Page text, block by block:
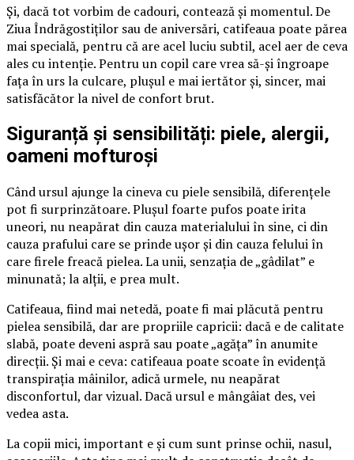
Și, dacă tot vorbim de cadouri, contează și momentul. De
Ziua Îndrăgostiților sau de aniversări, catifeaua poate părea
mai specială, pentru că are acel luciu subtil, acel aer de ceva
ales cu intenție. Pentru un copil care vrea să-și îngroape
fața în urs la culcare, plușul e mai iertător și, sincer, mai
satisfăcător la nivel de confort brut.
Siguranță și sensibilități: piele, alergii,
oameni mofturoși
Când ursul ajunge la cineva cu piele sensibilă, diferențele
pot fi surprinzătoare. Plușul foarte pufos poate irita
uneori, nu neapărat din cauza materialului în sine, ci din
cauza prafului care se prinde ușor și din cauza felului în
care firele freacă pielea. La unii, senzația de „gâdilat” e
minunată; la alții, e prea mult.
Catifeaua, fiind mai netedă, poate fi mai plăcută pentru
pielea sensibilă, dar are propriile capricii: dacă e de calitate
slabă, poate deveni aspră sau poate „agăța” în anumite
direcții. Și mai e ceva: catifeaua poate scoate în evidență
transpirația mâinilor, adică urmele, nu neapărat
disconfortul, dar vizual. Dacă ursul e mângâiat des, vei
vedea asta.
La copii mici, important e și cum sunt prinse ochii, nasul,